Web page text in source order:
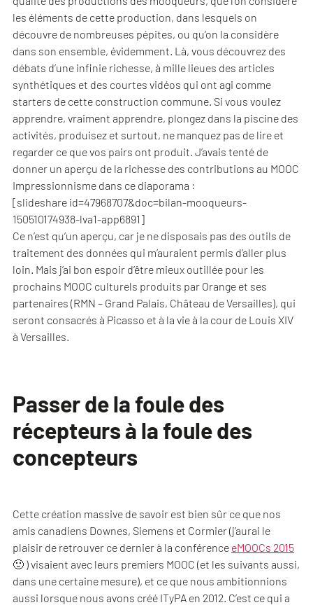
les éléments de cette production, dans lesquels on
découvre de nombreuses pépites, ou qu’on la considère
dans son ensemble, évidemment. Là, vous découvrez des
débats d’une infinie richesse, à mille lieues des articles
synthétiques et des courtes vidéos qui ont agi comme
starters de cette construction commune. Si vous voulez
apprendre, vraiment apprendre, plongez dans la piscine des
activités, produisez et surtout, ne manquez pas de lire et
regarder ce que vos pairs ont produit. J’avais tenté de
donner un aperçu de la richesse des contributions au MOOC
Impressionnisme dans ce diaporama :
[slideshare id=47968707&doc=bilan-mooqueurs-
150510174938-lva1-app6891]
Ce n’est qu’un aperçu, car je ne disposais pas des outils de
traitement des données qui m’auraient permis d’aller plus
loin. Mais j’ai bon espoir d’être mieux outillée pour les
prochains MOOC culturels produits par Orange et ses
partenaires (RMN – Grand Palais, Château de Versailles), qui
seront consacrés à Picasso et à la vie à la cour de Louis XIV
à Versailles.
Passer de la foule des
récepteurs à la foule des
concepteurs
Cette création massive de savoir est bien sûr ce que nos
amis canadiens Downes, Siemens et Cormier (j’aurai le
plaisir de retrouver ce dernier à la conférence eMOOCs 2015
🙂 ) visaient avec leurs premiers MOOC (et les suivants aussi,
dans une certaine mesure), et ce que nous ambitionnions
aussi lorsque nous avons créé ITyPA en 2012. C’est ce qui a